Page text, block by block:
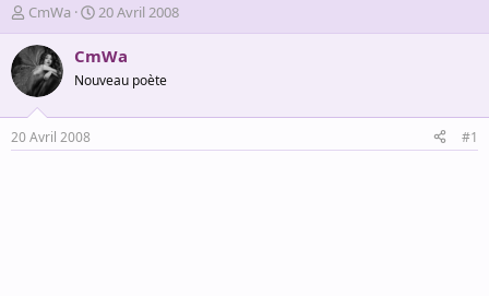
A
u
t
e
u
r
d
e
CmWa
D
a
t
d
é
20 Avril 2008
CmWa
Nouveau poète
20 Avril 2008 #1